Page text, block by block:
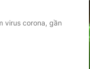
virus corona, gần